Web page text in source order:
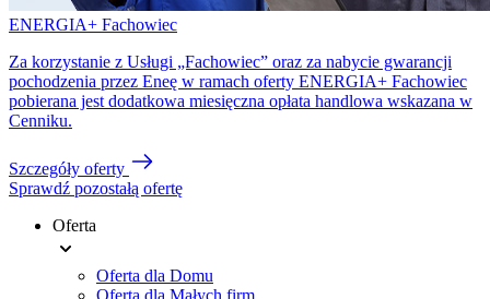
ENERGIA+ Fachowiec
Za korzystanie z Usługi „Fachowiec” oraz za nabycie gwarancji
pochodzenia przez Eneę w ramach oferty ENERGIA+ Fachowiec
pobierana jest dodatkowa miesięczna opłata handlowa wskazana w
Cenniku.
Szczegóły oferty
Sprawdź pozostałą ofertę
Menu
Oferta
Oferta dla Domu
Oferta dla Małych firm